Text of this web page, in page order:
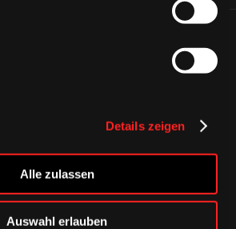
Details zeigen
Alle zulassen
Auswahl erlauben